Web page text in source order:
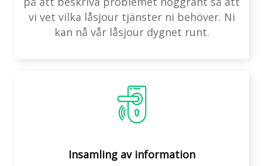
vi vet vilka låsjour tjänster ni behöver. Ni
kan nå vår låsjour dygnet runt.
Insamling av information